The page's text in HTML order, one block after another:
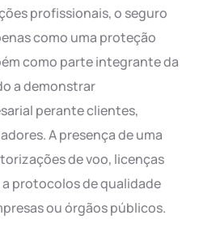
profissionais, o seguro
como uma proteção
como parte integrante da
a demonstrar
perante clientes,
A presença de uma
de voo, licenças
protocolos de qualidade
ou órgãos públicos.